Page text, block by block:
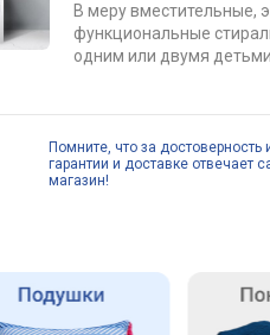
В меру вместительные,
функциональные
одним или двумя детьми.
Помните, что за
гарантии и доставке отвечает
магазин!